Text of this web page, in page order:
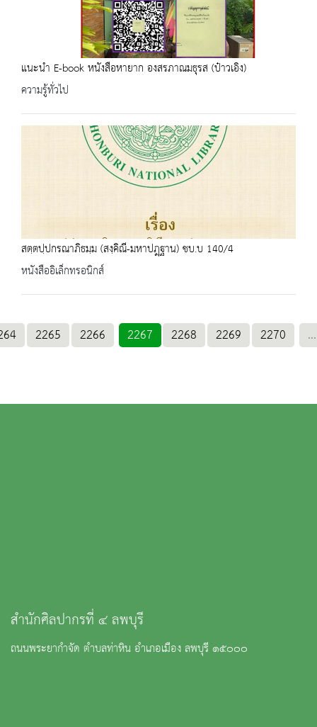
แนะนำ E-book หนังสือหายาก องสรภาณมธุรส (ป๋าวเอิง)
ความรู้ทั่วไป
สตฺตปฺปกรณาภิธมฺม (สงฺคิณี-มหาปฎฺฐาน) ชบ.บ 140/4
หนังสืออิเล็กทรอนิกส์
2265 2266 2267 2268 2269 2270 ...
สำนักศิลปากรที่ ๔ ลพบุรี
ถนนพระยากำจัด ตำบลท่าหิน อำเภอเมือง ลพบุรี ๑๕๐๐๐